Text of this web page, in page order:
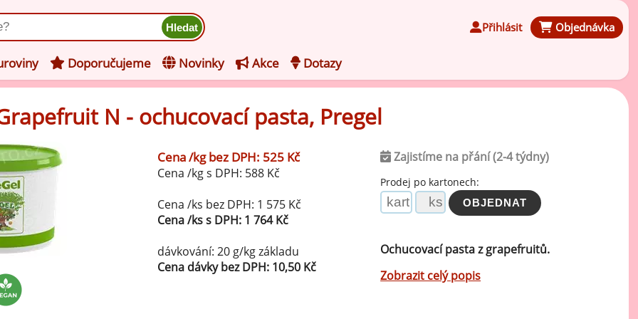
pasty do mléčného
z kategorie Ochucovací pasty do mléčného základu
Vanilkové ochucovací pasty
Lískooříškové ochucovací pasty
Mandlové ochucovací pasty
Speciální ochucovací pasty
Karamelové ochucovací pasty
pasty do ovocného
na zmrzlinu
základy pro výrobu
zmrzliny
zmrzliny
ochucené směsi pro
Doporučujeme Novinky Akce Dotazy
Přihlásit Objednávka
N - ochucovací pasta, Pregel
Cena /kg bez DPH: 525 Kč
Cena /kg s DPH: 588 Kč
Cena /ks bez DPH: 1 575 Kč
Cena /ks s DPH: 1 764 Kč
dávkování: 20 g/kg základu
Cena dávky bez DPH: 10,50 Kč
Zajistíme na přání (2-4 týdny)
Prodej po kartonech:
Ochucovací pasta z grapefruitů.
Zobrazit celý popis